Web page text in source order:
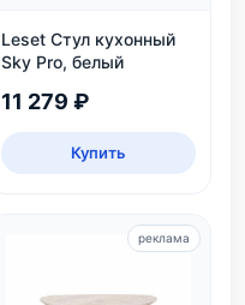
Leset Стул кухонный
Sky Pro, белый
11 279 ₽
Купить
реклама